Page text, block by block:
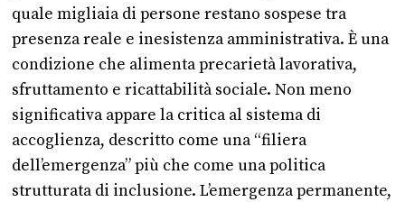
quale migliaia di persone restano sospese tra
presenza reale e inesistenza amministrativa. È una
condizione che alimenta precarietà lavorativa,
sfruttamento e ricattabilità sociale. Non meno
significativa appare la critica al sistema di
accoglienza, descritto come una “filiera
dell’emergenza” più che come una politica
strutturata di inclusione. L’emergenza permanente,